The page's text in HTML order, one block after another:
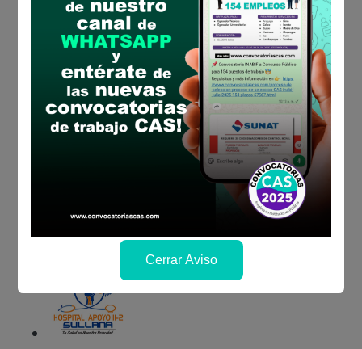
PODER JUDICIAL 305 plazas
MUNICIPALIDAD DE AREQUIPA283 plazas
DIRESA PIURA110 plazas
Cerrar Aviso